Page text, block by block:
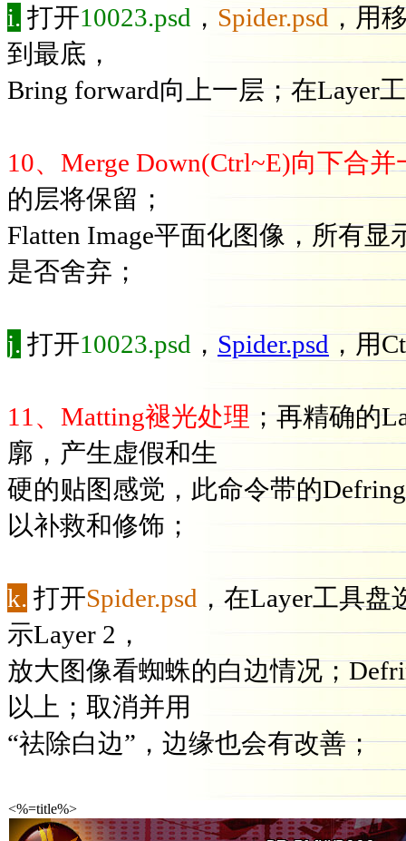
i. 打开10023.psd ， Spider.psd，用
到最底，
Bring forward向上一层；在Layer
10、Merge Down(Ctrl~E)向下合并
的层将保留；
Flatten Image平面化图像，所有
是否舍弃；
j. 打开10023.psd ， Spider.psd，用
11、Matting褪光处理 ；再精确的
廓，产生虚假和生
硬的贴图感觉，此命令带的
以补救和修饰；
k. 打开Spider.psd ，在Layer工具
示Layer 2，
放大图像看蜘蛛的白边情况；
以上；取消并用
“祛除白边”，边缘也会有改善；